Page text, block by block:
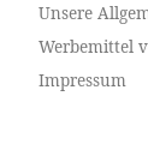
Unsere
Werbemittel
Impressum